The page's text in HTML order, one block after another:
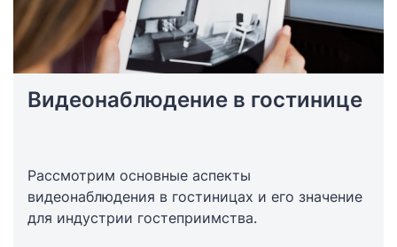
Видеонаблюдение в гостинице
Рассмотрим основные аспекты
видеонаблюдения в гостиницах и его значение
для индустрии гостеприимства.